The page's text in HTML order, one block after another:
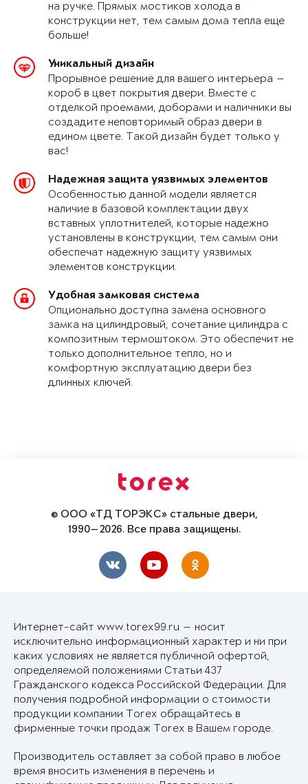
на ручке. Прямых мостиков холода в
конструкции нет, тем самым дома тепла еще
больше!
Уникальный дизайн
Прорывное решение для вашего интерьера —
короб в цвет покрытия двери. Вместе с
отделкой проемами, доборами и наличники вы
создадите неповторимый образ двери в
едином цвете. Такой дизайн будет только у
вас!
Надежная защита уязвимых элементов
Особенностью данной модели является
наличие в базовой комплектации двух
вставных уплотнителей, которые надежно
установлены в конструкции, тем самым они
обеспечат надежную защиту уязвимых
элементов конструкции.
Удобная замковая система
Опционально доступна замена основного
замка на цилиндровый, сочетание цилиндра с
композитным термоштоком. Это обеспечит не
только дополнительное тепло, но и
комфортную эксплуатацию двери без
длинных ключей.
© ООО «ТД ТОРЭКС» стальные двери,
1990—2026. Все права защищены.
Интернет-сайт www.torex99.ru — носит
исключительно информационный характер и ни при
каких условиях не является публичной офертой,
определяемой положениями Статьи 437
Гражданского кодекса Российской Федерации. Для
получения подробной информации о стоимости
продукции компании Torex обращайтесь в
фирменные точки продаж Torex в Вашем городе.
Производитель оставляет за собой право в любое
время вносить изменения в перечень и